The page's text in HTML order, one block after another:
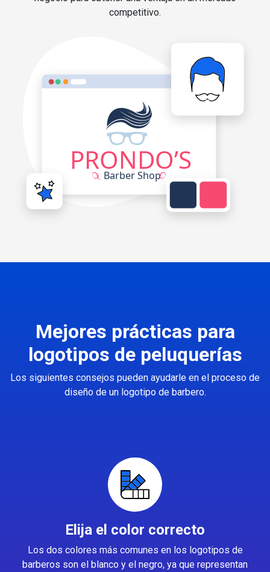
competitivo.
Mejores prácticas para
logotipos de peluquerías
Los siguientes consejos pueden ayudarle en el proceso de
diseño de un logotipo de barbero.
Elija el color correcto
Los dos colores más comunes en los logotipos de
barberos son el blanco y el negro, ya que representan